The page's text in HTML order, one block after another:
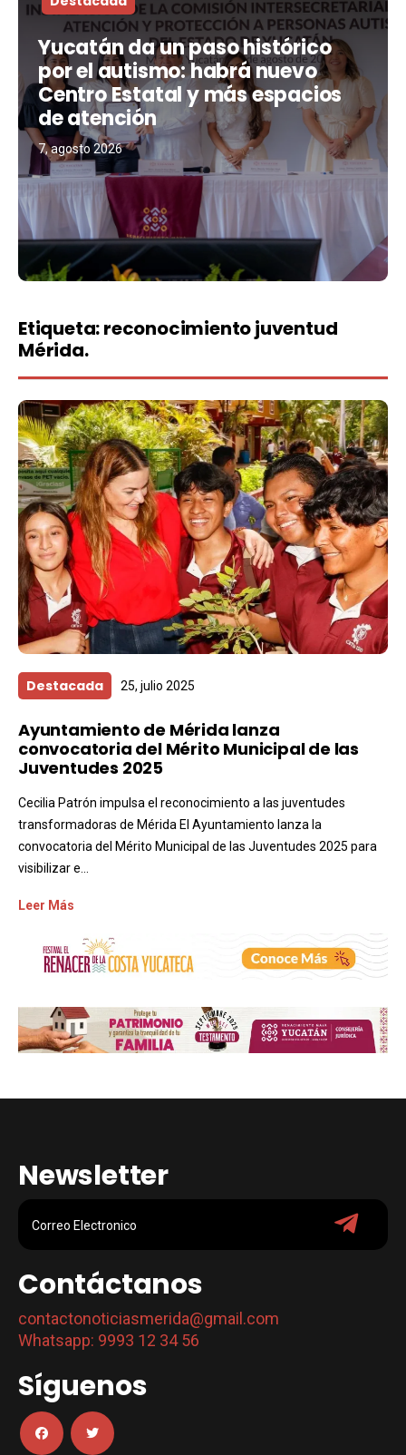
Yucatán da un paso histórico
por el autismo: habrá nuevo
Centro Estatal y más espacios
de atención
7, agosto 2026
Etiqueta:reconocimiento juventud
Mérida.
Destacada 25, julio 2025
Ayuntamiento de Mérida lanza
convocatoria del Mérito Municipal de las
Juventudes 2025
Cecilia Patrón impulsa el reconocimiento a las juventudes
transformadoras de Mérida El Ayuntamiento lanza la
convocatoria del Mérito Municipal de las Juventudes 2025 para
visibilizar e...
Leer Más
Newsletter
Contáctanos
contactonoticiasmerida@gmail.com
Whatsapp: 9993 12 34 56
Síguenos